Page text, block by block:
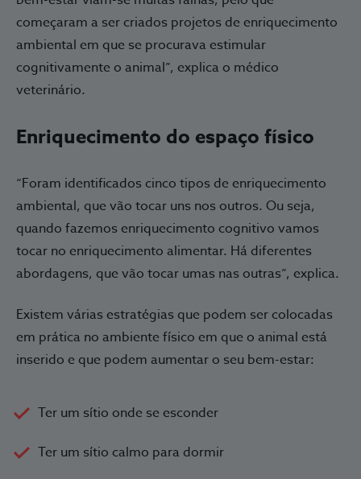
começaram a ser criados projetos de enriquecimento
ambiental em que se procurava estimular
cognitivamente o animal”, explica o médico
veterinário.
Enriquecimento do espaço físico
“Foram identificados cinco tipos de enriquecimento
ambiental, que vão tocar uns nos outros. Ou seja,
quando fazemos enriquecimento cognitivo vamos
tocar no enriquecimento alimentar. Há diferentes
abordagens, que vão tocar umas nas outras”, explica.
Existem várias estratégias que podem ser colocadas
em prática no ambiente físico em que o animal está
inserido e que podem aumentar o seu bem-estar:
Ter um sítio onde se esconder
Ter um sítio calmo para dormir